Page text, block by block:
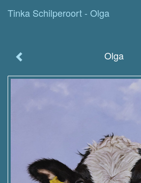
Tinka Schilperoort - Olga
Olga